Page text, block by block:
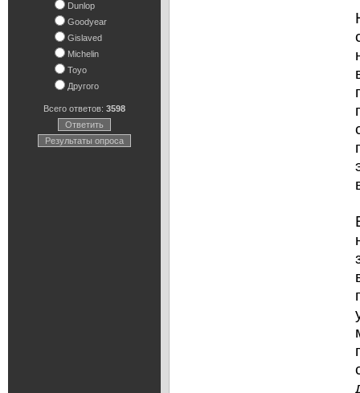
Dunlop
Goodyear
Gislaved
Michelin
Toyo
Другого
Всего ответов: 3598
Ответить
Результаты опроса